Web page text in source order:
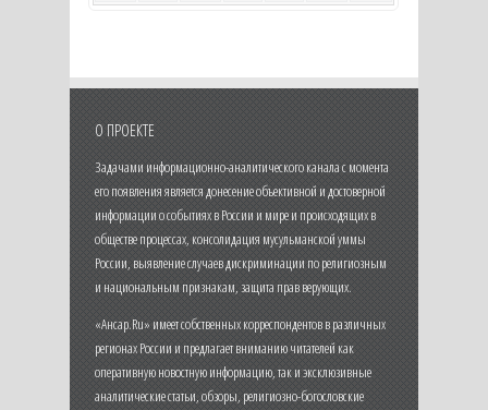
О ПРОЕКТЕ
Задачами информационно-аналитического канала с момента
его появления является донесение объективной и достоверной
информации о событиях в России и мире и происходящих в
обществе процессах, консолидация мусульманской уммы
России, выявление случаев дискриминации по религиозным
и национальным признакам, защита прав верующих.
«Ансар.Ru» имеет собственных корреспондентов в различных
регионах России и предлагает вниманию читателей как
оперативную новостную информацию, так и эксклюзивные
аналитические статьи, обзоры, религиозно-богословские